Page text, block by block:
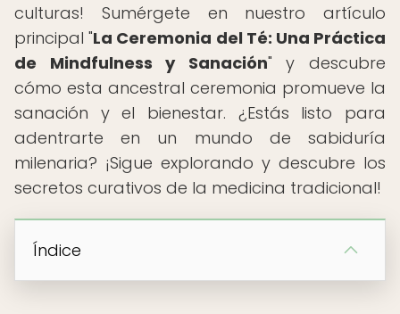
culturas! Sumérgete en nuestro artículo
principal "La Ceremonia del Té: Una Práctica
de Mindfulness y Sanación" y descubre
cómo esta ancestral ceremonia promueve la
sanación y el bienestar. ¿Estás listo para
adentrarte en un mundo de sabiduría
milenaria? ¡Sigue explorando y descubre los
secretos curativos de la medicina tradicional!
Índice